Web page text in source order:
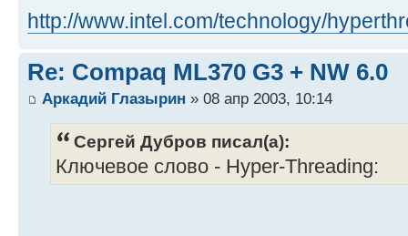
http://www.intel.com/technology/
Re: Compaq ML370 G3 + NW 6.0
Аркадий Глазырин » 08 апр 2003, 10:14
Сергей Дубров писал(а):
Ключевое слово - Hyper-Threading: